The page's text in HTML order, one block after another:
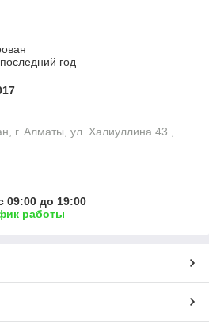
год
г. Алматы, ул. Халиуллина 43.,
09:00 до 19:00
работы